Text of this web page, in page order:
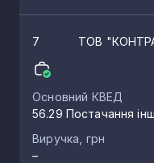
7 ТОВ
Основний КВЕД
56.29 Постачання
Виручка, грн
–